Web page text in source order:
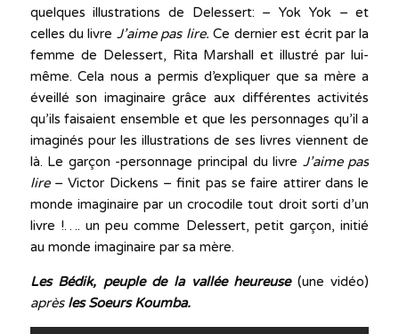
quelques illustrations de Delessert: – Yok Yok – et
celles du livre J’aime pas lire. Ce dernier est écrit par la
femme de Delessert, Rita Marshall et illustré par lui-
même. Cela nous a permis d’expliquer que sa mère a
éveillé son imaginaire grâce aux différentes activités
qu’ils faisaient ensemble et que les personnages qu’il a
imaginés pour les illustrations de ses livres viennent de
là. Le garçon -personnage principal du livre J’aime pas
lire– Victor Dickens – finit pas se faire attirer dans le
monde imaginaire par un crocodile tout droit sorti d’un
livre !…. un peu comme Delessert, petit garçon, initié
au monde imaginaire par sa mère.
Les Bédik, peuple de la vallée heureuse(une vidéo)
après les Soeurs Koumba.